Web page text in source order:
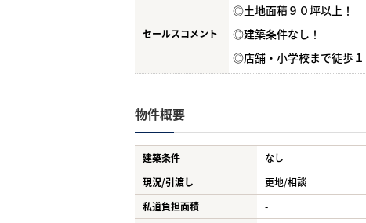
セールスコメント
◎土地面積９０坪以上！
◎建築条件なし！
◎店舗・小学校まで徒歩１
物件概要
建築条件 なし
現況/引渡し
更地/相談
私道負担面積
-